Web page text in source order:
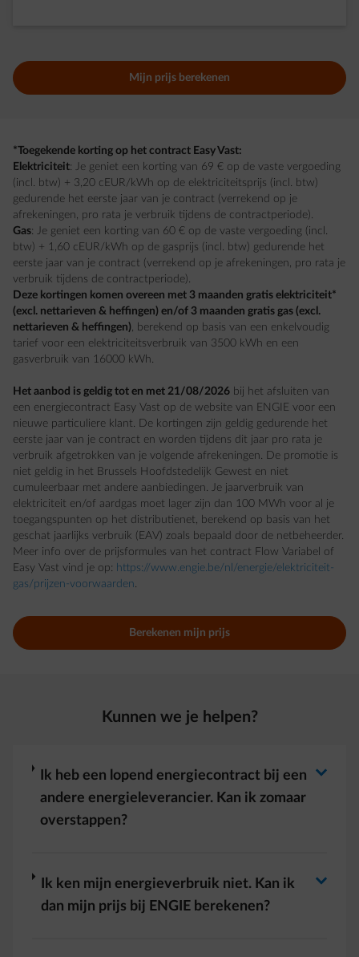
Mijn prijs berekenen
*Toegekende korting op het contract Easy Vast:
Elektriciteit: Je geniet een korting van 69 € op de vaste vergoeding
(incl. btw) + 3,20 cEUR/kWh op de elektriciteitsprijs (incl. btw)
gedurende het eerste jaar van je contract (verrekend op je
afrekeningen, pro rata je verbruik tijdens de contractperiode).
Gas: Je geniet een korting van 60 € op de vaste vergoeding (incl.
btw) + 1,60 cEUR/kWh op de gasprijs (incl. btw) gedurende het
eerste jaar van je contract (verrekend op je afrekeningen, pro rata je
verbruik tijdens de contractperiode).
Deze kortingen komen overeen met 3 maanden gratis elektriciteit*
(excl. nettarieven & heffingen) en/of 3 maanden gratis gas (excl.
nettarieven & heffingen), berekend op basis van een enkelvoudig
tarief voor een elektriciteitsverbruik van 3500 kWh en een
gasverbruik van 16000 kWh.
Het aanbod is geldig tot en met 21/08/2026 bij het afsluiten van
een energiecontract Easy Vast op de website van ENGIE voor een
nieuwe particuliere klant. De kortingen zijn geldig gedurende het
eerste jaar van je contract en worden tijdens dit jaar pro rata je
verbruik afgetrokken van je volgende afrekeningen. De promotie is
niet geldig in het Brussels Hoofdstedelijk Gewest en niet
cumuleerbaar met andere aanbiedingen. Je jaarverbruik van
elektriciteit en/of aardgas moet lager zijn dan 100 MWh voor al je
toegangspunten op het distributienet, berekend op basis van het
geschat jaarlijks verbruik (EAV) zoals bepaald door de netbeheerder.
Meer info over de prijsformules van het contract Flow Variabel of
Easy Vast vind je op: https://www.engie.be/nl/energie/elektriciteit-
gas/prijzen-voorwaarden.
Berekenen mijn prijs
Kunnen we je helpen?
Ik heb een lopend energiecontract bij een
andere energieleverancier. Kan ik zomaar
overstappen?
arrow-right
Ik ken mijn energieverbruik niet. Kan ik
dan mijn prijs bij ENGIE berekenen?
arrow-right